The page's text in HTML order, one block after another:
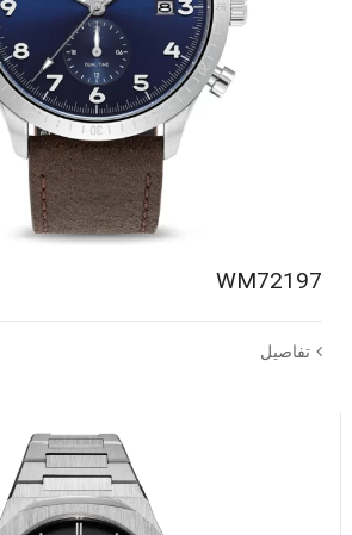
WM72197
تفاصيل